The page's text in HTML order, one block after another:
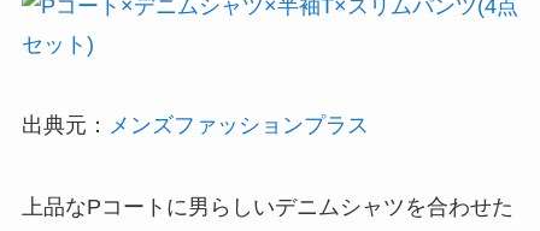
出典元： メンズファッションプラス
上品なPコートに男らしいデニムシャツを合わせた